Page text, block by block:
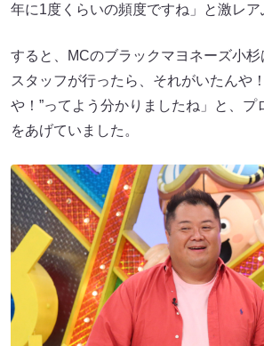
年に1度くらいの頻度ですね」と激レア
すると、MCのブラックマヨネーズ小
スタッフが行ったら、それがいたんや
や！”ってよう分かりましたね」と、プ
をあげていました。